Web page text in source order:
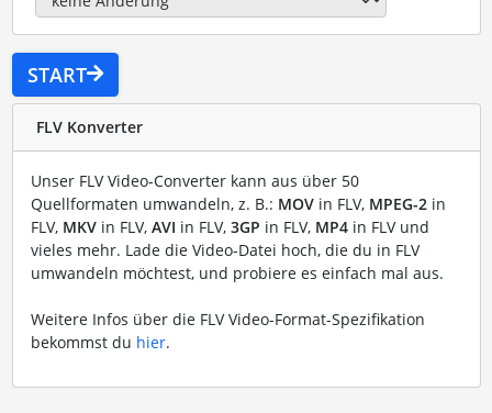
START
FLV Konverter
Unser FLV Video-Converter kann aus über 50
Quellformaten umwandeln, z. B.: MOVin FLV, MPEG-2in
FLV, MKVin FLV, AVI in FLV, 3GP in FLV, MP4in FLV und
vieles mehr. Lade die Video-Datei hoch, die du in FLV
umwandeln möchtest, und probiere es einfach mal aus.
Weitere Infos über die FLV Video-Format-Spezifikation
bekommst du hier.